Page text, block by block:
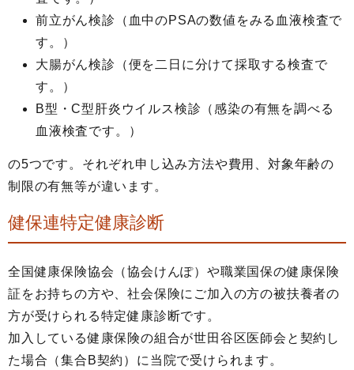
前立がん検診（血中のPSAの数値をみる血液検査で
す。）
大腸がん検診（便を二日に分けて採取する検査で
す。）
B型・C型肝炎ウイルス検診（感染の有無を調べる
血液検査です。）
の5つです。それぞれ申し込み方法や費用、対象年齢の
制限の有無等が違います。
健保連特定健康診断
全国健康保険協会（協会けんぽ）や職業国保の健康保険
証をお持ちの方や、社会保険にご加入の方の被扶養者の
方が受けられる特定健康診断です。
加入している健康保険の組合が世田谷区医師会と契約し
た場合（集合B契約）に当院で受けられます。